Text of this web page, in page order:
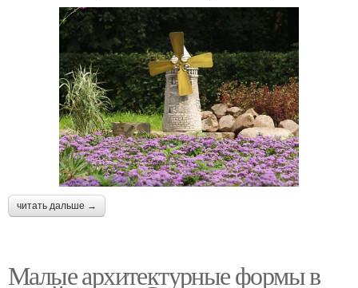
читать дальше →
Малые архитектурные формы в